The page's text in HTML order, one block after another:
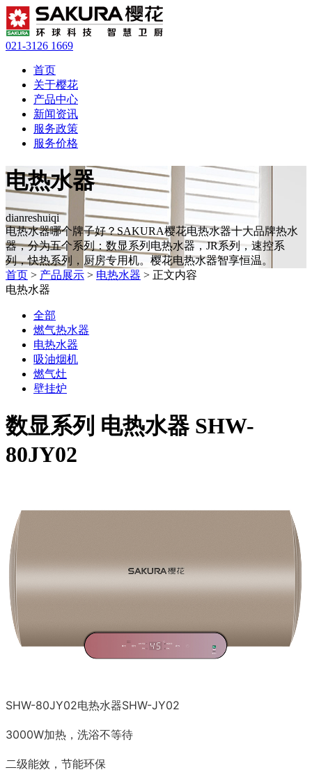
021-3126 1669
首页
关于樱花
产品中心
新闻资讯
服务政策
服务价格
电热水器
dianreshuiqi
电热水器哪个牌子好？SAKURA樱花电热水器十大品牌热水
器，分为五个系列：数显系列电热水器，JR系列，速控系
列，快热系列，厨房专用机。樱花电热水器智享恒温。
首页 > 产品展示 > 电热水器 > 正文内容
电热水器
全部
燃气热水器
电热水器
吸油烟机
燃气灶
壁挂炉
数显系列 电热水器 SHW-
80JY02
SHW-80JY02电热水器SHW-JY02
3000W加热，洗浴不等待
二级能效，节能环保